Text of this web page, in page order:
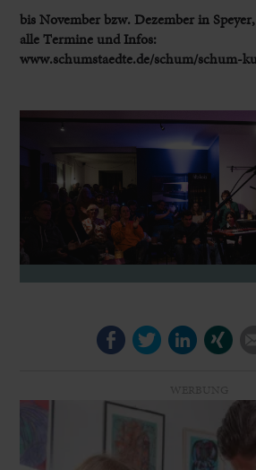
bis November bzw. Dezember in
alle Termine und Infos:
www.schumstaedte.de/schum/schum-
FacebookTwitterLinkedIn